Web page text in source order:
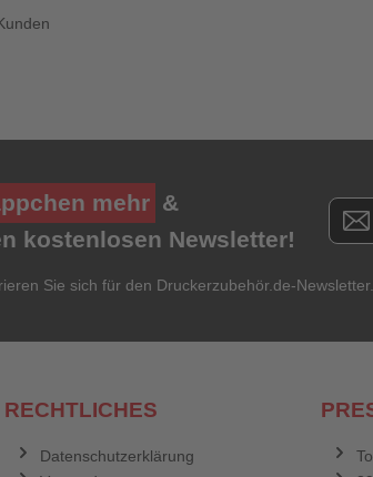
mehr &
kostenlosen Newsletter!
Sie sich für den Druckerzubehör.de-
RECHTLICHES
Datenschutzerklärung